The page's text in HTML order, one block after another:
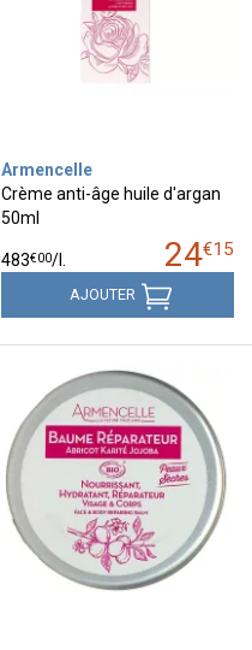
Armencelle
Crème anti-âge huile d'argan
50ml
24€15
483€00/
AJOUTER